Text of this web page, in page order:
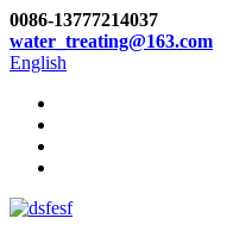
0086-13777214037
water_treating@163.com
English